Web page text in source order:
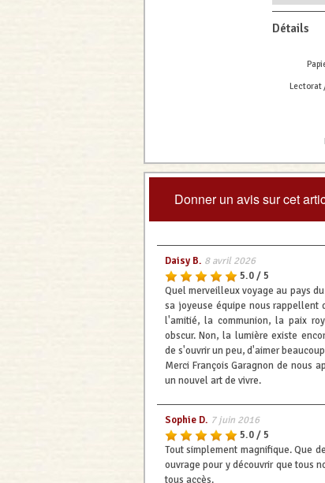
Détails
Lectorat
Donner un avis sur cet
Daisy B. 8 avril 2026
5.0 / 5
Quel merveilleux voyage au pays
sa joyeuse équipe nous
l'amitié, la communion, la paix
obscur. Non, la lumière existe
de s'ouvrir un peu, d'aimer
Merci François Garagnon de nous
un nouvel art de vivre.
Sophie D. 7 juin 2016
5.0 / 5
Tout simplement magnifique. Que
ouvrage pour y découvrir que tous
tous accès.